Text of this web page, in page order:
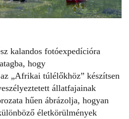
kalandos fotóexpedícióra
hogy
„Afrikai túlélőkhöz” készítsen
állatfajainak
hűen ábrázolja, hogyan
életkörülmények